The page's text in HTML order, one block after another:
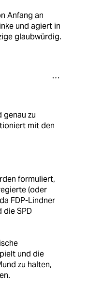
Anfang an
und agiert in
glaubwürdig.
genau zu
mit den
formuliert,
(oder
FDP-Lindner
die SPD
und die
zu halten,